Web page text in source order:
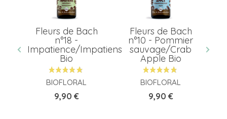
Fleurs de Bach
n°18 -
Impatience/Impatiens
Bio
BIOFLORAL
Prix
9,90 €
Fleurs de Bach
n°10 - Pommier
sauvage/Crab
Apple Bio
BIOFLORAL
Prix
9,90 €